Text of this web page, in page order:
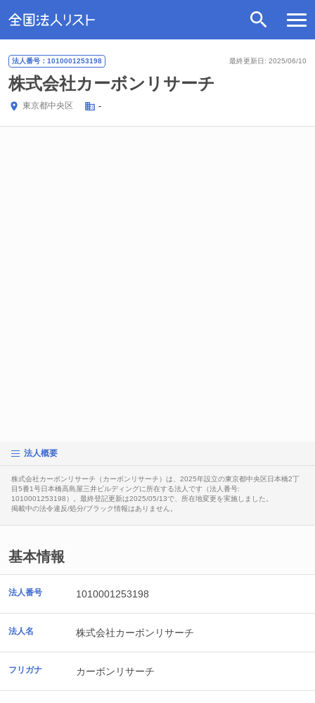
最終更新日: 2025/06/10
法人番号：1010001253198
株式会社カーボンリサーチ
東京都中央区 -
法人概要
株式会社カーボンリサーチ（カーボンリサーチ）は、2025年設立の東京都中央区日本橋2丁
目5番1号日本橋高島屋三井ビルディングに所在する法人です（法人番号:
1010001253198）。最終登記更新は2025/05/13で、所在地変更を実施しました。
掲載中の法令違反/処分/ブラック情報はありません。
基本情報
法人番号 1010001253198
法人名 株式会社カーボンリサーチ
フリガナ カーボンリサーチ